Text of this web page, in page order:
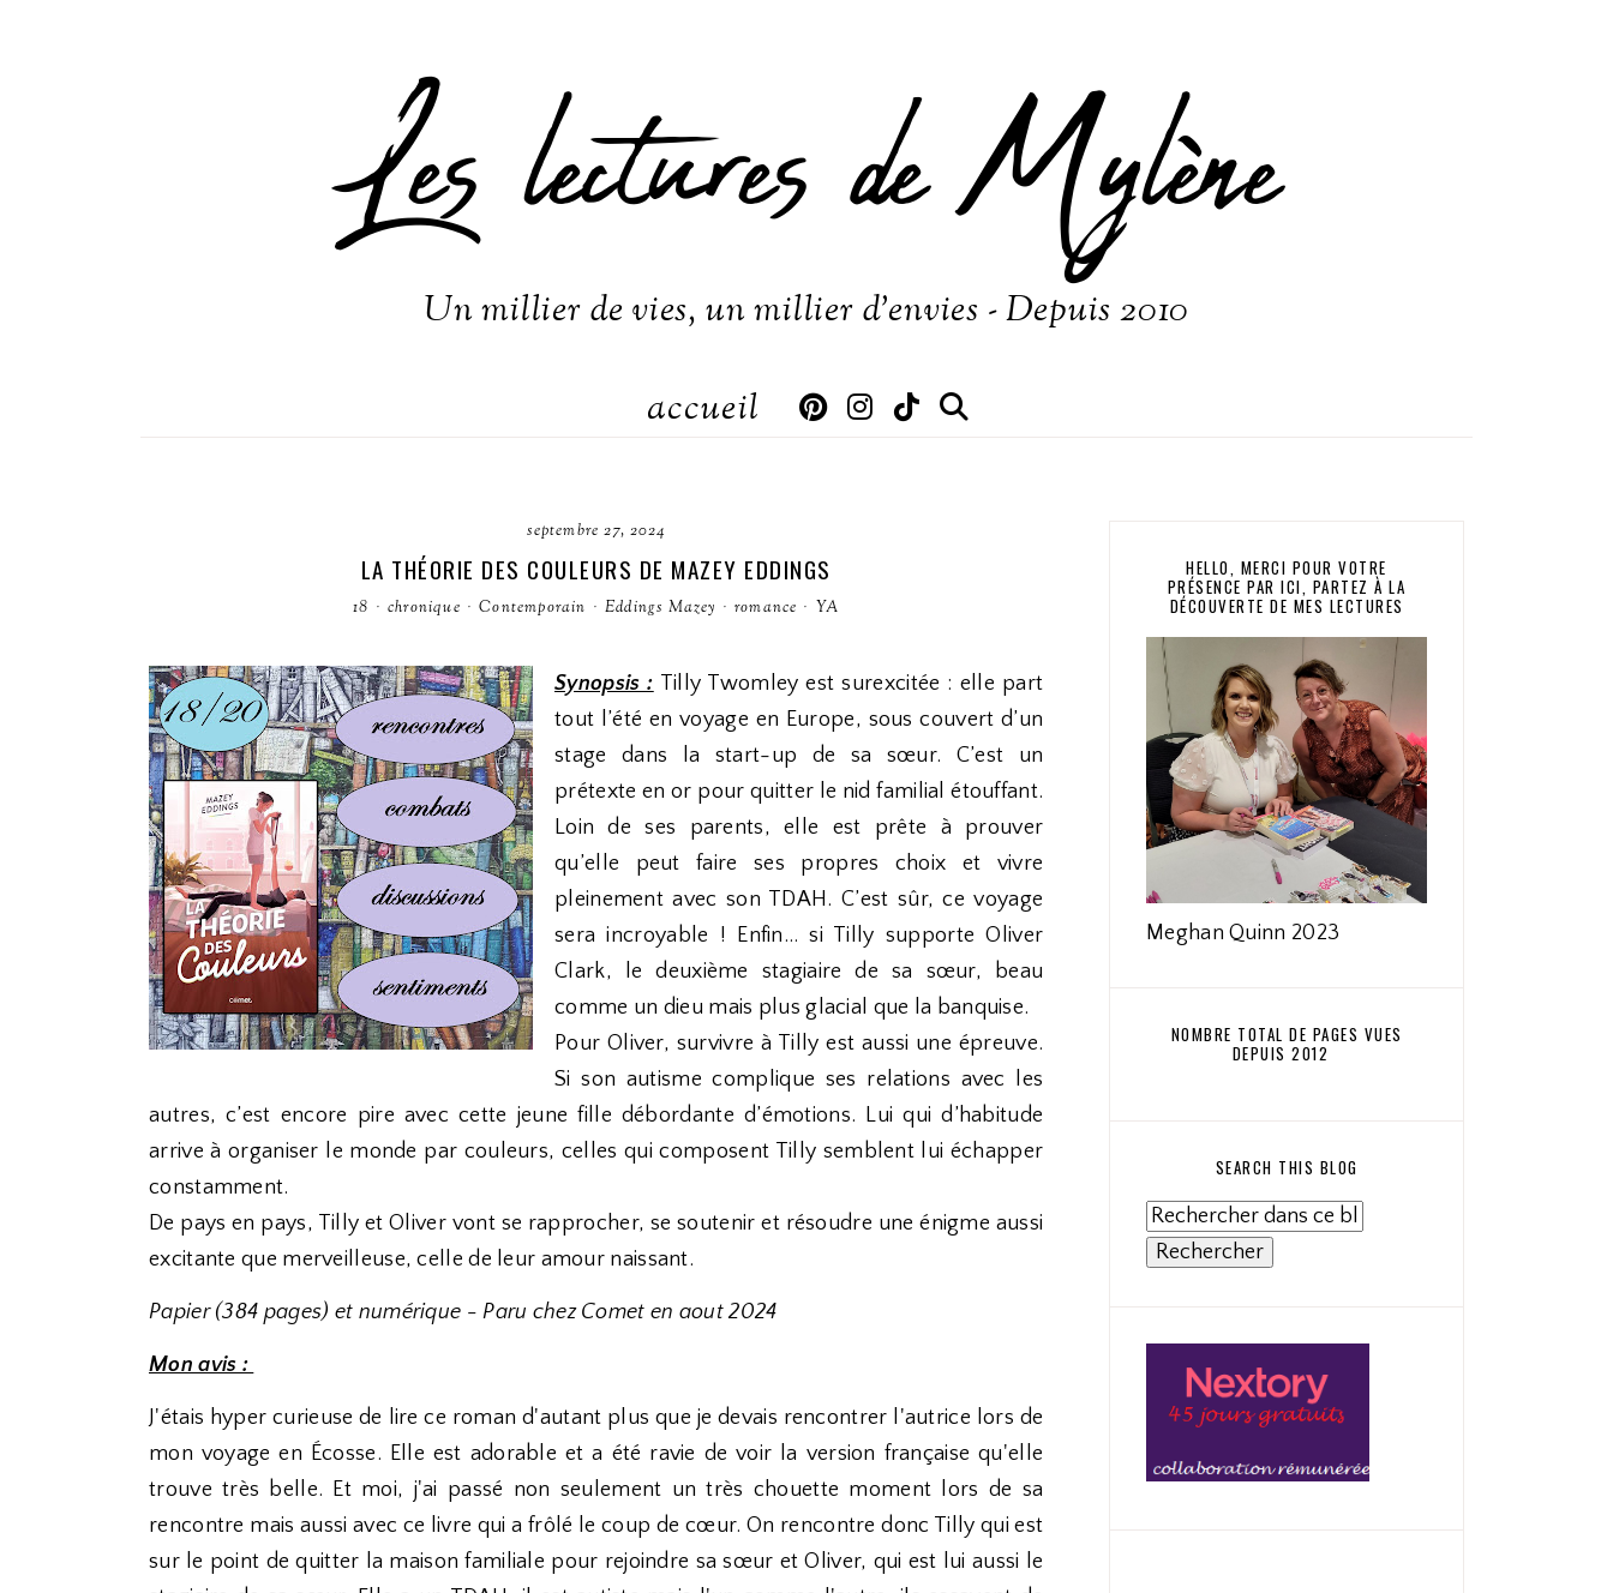
Les lectures de Mylène
Un millier de vies, un millier d'envies - Depuis 2010
accueil
septembre 27, 2024
LA THÉORIE DES COULEURS DE MAZEY EDDINGS
18 · chronique · Contemporain · Eddings Mazey · romance · YA
Synopsis : Tilly Twomley est surexcitée : elle part
tout l’été en voyage en Europe, sous couvert d’un
stage dans la start-up de sa sœur. C’est un
prétexte en or pour quitter le nid familial étouffant.
Loin de ses parents, elle est prête à prouver
qu’elle peut faire ses propres choix et vivre
pleinement avec son TDAH. C’est sûr, ce voyage
sera incroyable ! Enfin… si Tilly supporte Oliver
Clark, le deuxième stagiaire de sa sœur, beau
comme un dieu mais plus glacial que la banquise.
Pour Oliver, survivre à Tilly est aussi une épreuve.
Si son autisme complique ses relations avec les
autres, c’est encore pire avec cette jeune fille débordante d’émotions. Lui qui d’habitude
arrive à organiser le monde par couleurs, celles qui composent Tilly semblent lui échapper
constamment.
De pays en pays, Tilly et Oliver vont se rapprocher, se soutenir et résoudre une énigme aussi
excitante que merveilleuse, celle de leur amour naissant.
Papier (384 pages) et numérique - Paru chez Comet en aout 2024
Mon avis :
J'étais hyper curieuse de lire ce roman d'autant plus que je devais rencontrer l'autrice lors de
mon voyage en Écosse. Elle est adorable et a été ravie de voir la version française qu'elle
trouve très belle. Et moi, j'ai passé non seulement un très chouette moment lors de sa
rencontre mais aussi avec ce livre qui a frôlé le coup de cœur. On rencontre donc Tilly qui est
sur le point de quitter la maison familiale pour rejoindre sa sœur et Oliver, qui est lui aussi le
HELLO, MERCI POUR VOTRE
PRÉSENCE PAR ICI, PARTEZ À LA
DÉCOUVERTE DE MES LECTURES
Meghan Quinn 2023
NOMBRE TOTAL DE PAGES VUES
DEPUIS 2012
SEARCH THIS BLOG